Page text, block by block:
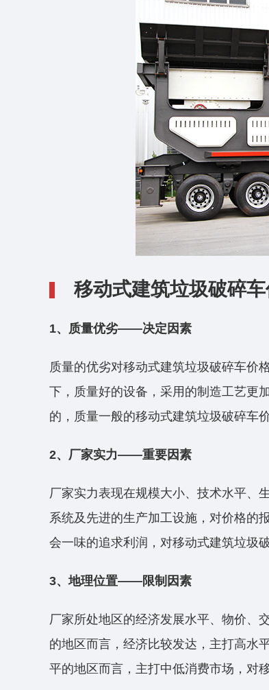
移动式建筑垃圾破碎
1、质量优劣——决定因素
质量的优劣对移动式建筑垃圾破碎车价
下，质量好的设备，采用的制造工艺更
的，质量一般的移动式建筑垃圾破碎车
2、厂家实力——重要因素
厂家实力表现在规模大小、技术水平、
系统及先进的生产加工设施，对价格的
会一味的追求利润，对移动式建筑垃圾
3、地理位置——限制因素
厂家所处地区的经济发展水平、物价、
的地区而言，经济比较发达，主打高水
平的地区而言，主打中低消费市场，对